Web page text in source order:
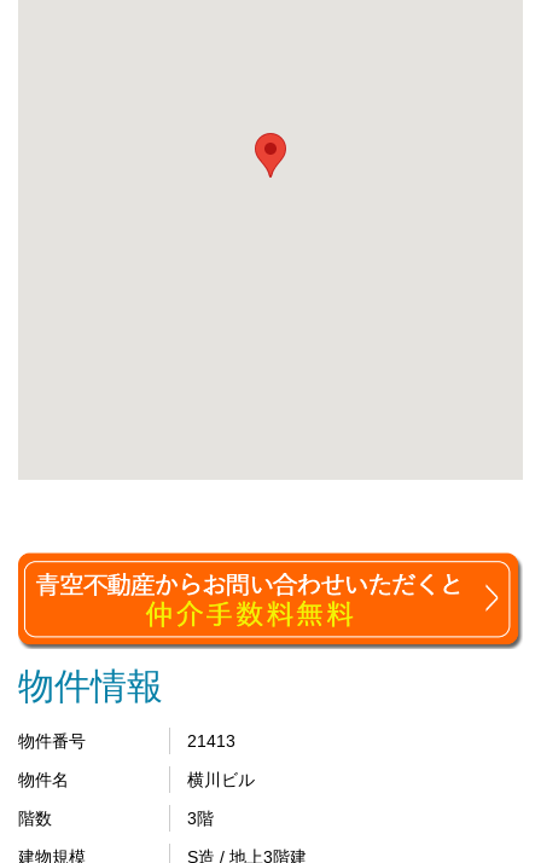
物件情報
物件番号
21413
物件名
横川ビル
階数
3階
建物規模
S造 / 地上3階建